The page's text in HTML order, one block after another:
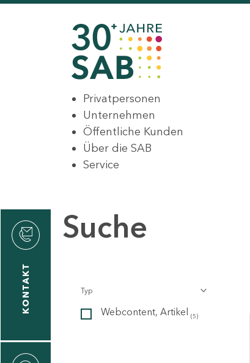
Privatpersonen
Unternehmen
Öffentliche Kunden
Über die SAB
Service
KONTAKT
Suche
Typ
Webcontent, Artikel (5)